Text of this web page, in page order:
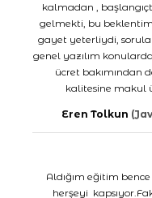
kalmadan ,
gelmekti, bu beklentim
gayet yeterliydi,
genel yazılım
ücret bakımından
kalitesine makul
Eren Tolkun
Aldığım eğitim
herşeyi